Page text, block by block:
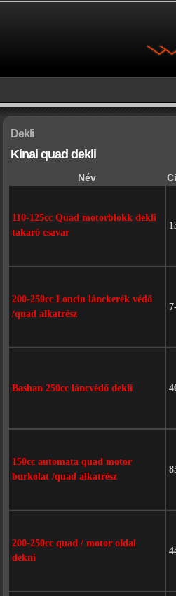
Dekli
Kínai quad dekli
Név
110-125cc Quad motorblokk dekli
takaró csavar
200-250cc Loncin lánckerék védő
/quad alkatrész
Bashan 250cc láncvédő dekli
150cc automata quad motor
burkolat /quad alkatrész
200-250cc quad / motor oldal
dekni